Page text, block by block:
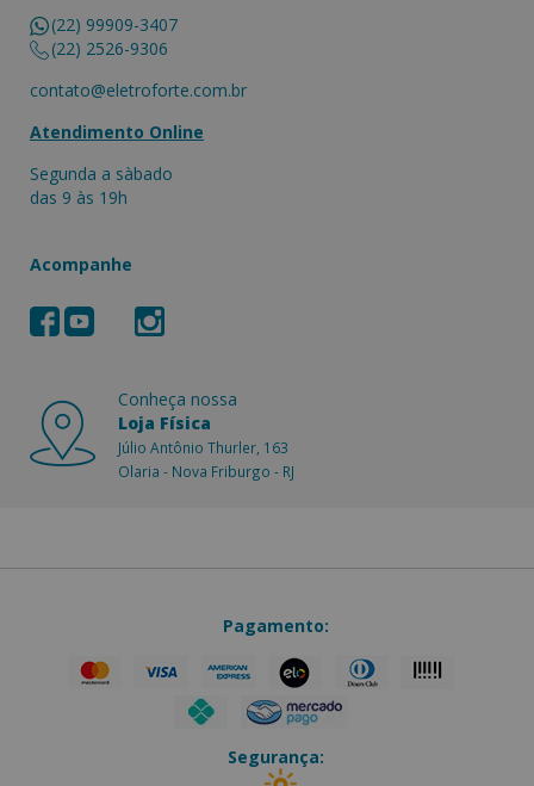
(22) 99909-3407
(22) 2526-9306
contato@eletroforte.com.br
Atendimento Online
Segunda a sàbado
das 9 às 19h
Acompanhe
Conheça nossa
Loja Física
Júlio Antônio Thurler, 163
Olaria - Nova Friburgo - RJ
Pagamento:
Segurança: